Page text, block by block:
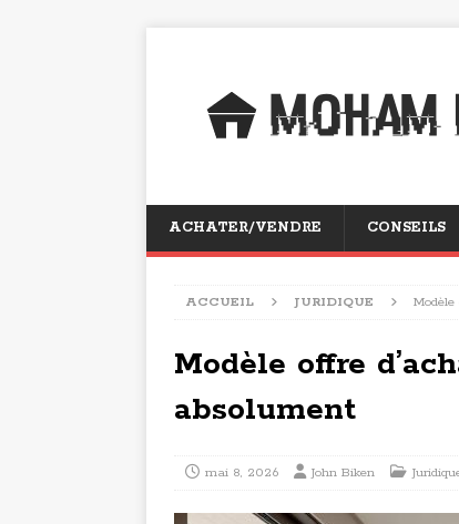
ACHATER/VENDRE CONSEILS
ACCUEIL JURIDIQUE
Modèle offre
absolument
mai 8, 2026 John Biken